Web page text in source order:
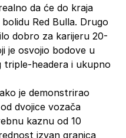
da će do kraja
Red Bulla. Drugo
dobro za karijeru 20-
je osvojio bodove u
headera i ukupno
je demonstrirao
dvojice vozača
kaznu od 10
izvan granica